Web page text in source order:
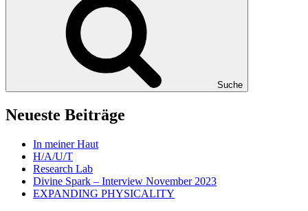
Suche
Neueste Beiträge
In meiner Haut
H/A/U/T
Research Lab
Divine Spark – Interview November 2023
EXPANDING PHYSICALITY